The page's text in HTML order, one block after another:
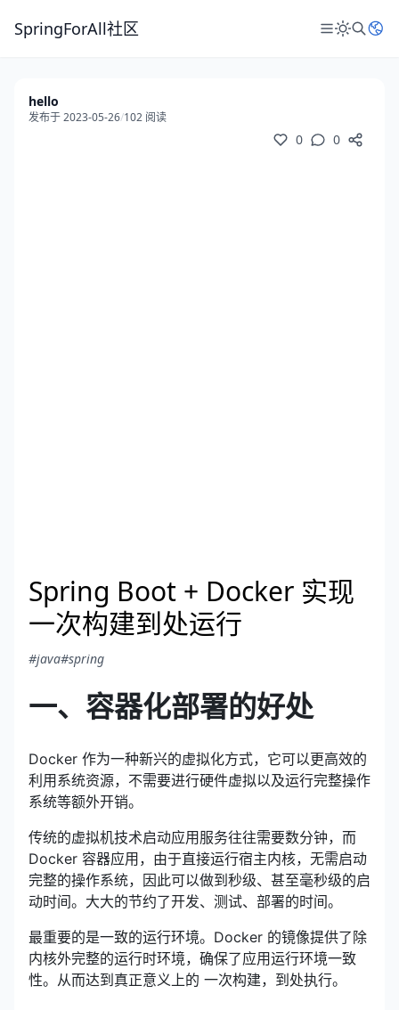
SpringForAll社区
hello
发布于 2023-05-26/102 阅读
0 0
Spring Boot + Docker 实现
一次构建到处运行
#java#spring
一、容器化部署的好处
Docker 作为一种新兴的虚拟化方式，它可以更高效的
利用系统资源，不需要进行硬件虚拟以及运行完整操作
系统等额外开销。
传统的虚拟机技术启动应用服务往往需要数分钟，而
Docker 容器应用，由于直接运行宿主内核，无需启动
完整的操作系统，因此可以做到秒级、甚至毫秒级的启
动时间。大大的节约了开发、测试、部署的时间。
最重要的是一致的运行环境。Docker 的镜像提供了除
内核外完整的运行时环境，确保了应用运行环境一致
性。从而达到真正意义上的 一次构建，到处执行。